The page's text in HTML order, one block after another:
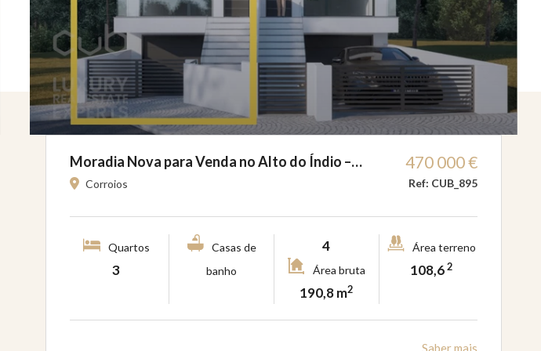
Moradia Nova para Venda no Alto do Índio –…
Corroios
470 000 €
Ref: CUB_895
Quartos
3
Casas de
banho
4
Área bruta
190,8 m2
Área terreno
108,62
Saber mais